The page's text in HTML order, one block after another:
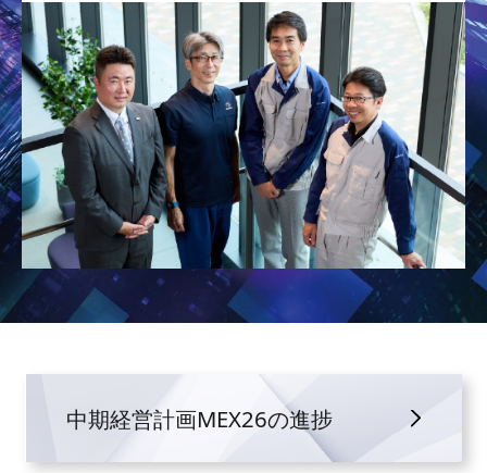
中期経営計画MEX26の進捗